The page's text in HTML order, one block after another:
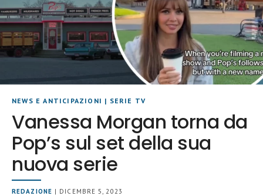
NEWS E ANTICIPAZIONI | SERIE TV
Vanessa Morgan torna da
Pop’s sul set della sua
nuova serie
REDAZIONE | DICEMBRE 5, 2023